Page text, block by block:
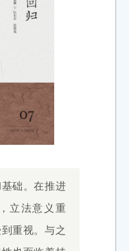
础。在推进
立法意义重
重视。与之